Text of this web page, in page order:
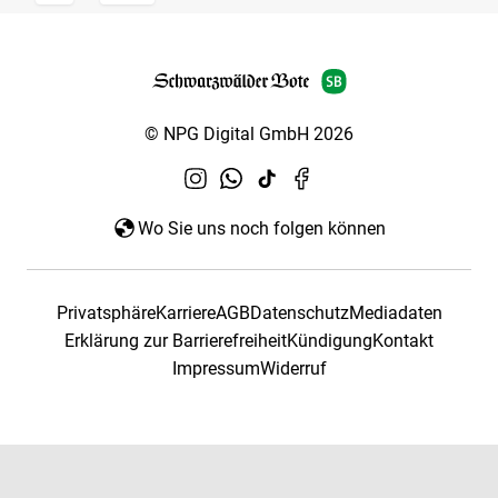
© NPG Digital GmbH 2026
Wo Sie uns noch folgen können
PrivatsphäreKarriereAGBDatenschutzMediadaten
Erklärung zur BarrierefreiheitKündigungKontakt
ImpressumWiderruf